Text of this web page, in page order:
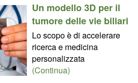
Un modello 3D per il
tumore delle vie biliari
Lo scopo è di accelerare
ricerca e medicina
personalizzata
(Continua)